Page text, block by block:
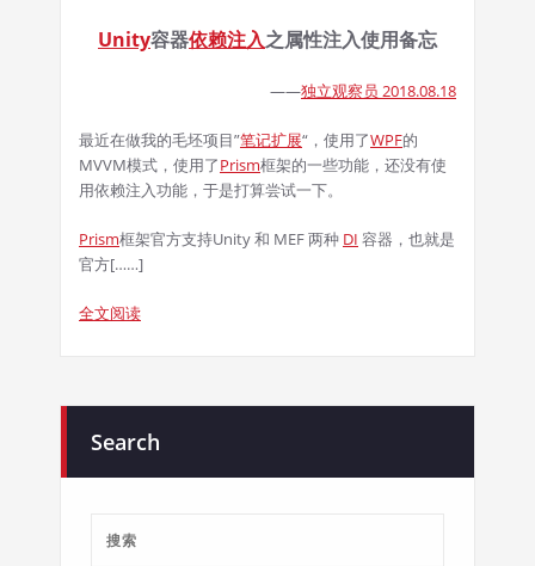
Unity容器依赖注入之属性注入使用备忘
——独立观察员 2018.08.18
最近在做我的毛坯项目”笔记扩展“，使用了WPF的
MVVM模式，使用了Prism框架的一些功能，还没有使
用依赖注入功能，于是打算尝试一下。
Prism框架官方支持Unity 和 MEF 两种 DI 容器，也就是
官方[……]
全文阅读
Search